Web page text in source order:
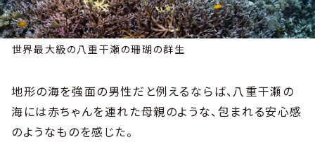
世界最大級の八重干瀬の珊瑚の群生
地形の海を強面の男性だと例えるならば、八重干瀬の
海には赤ちゃんを連れた母親のような、包まれる安心感
のようなものを感じた。